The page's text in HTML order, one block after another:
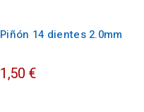
Piñón 14 dientes 2.0mm
1,50 €